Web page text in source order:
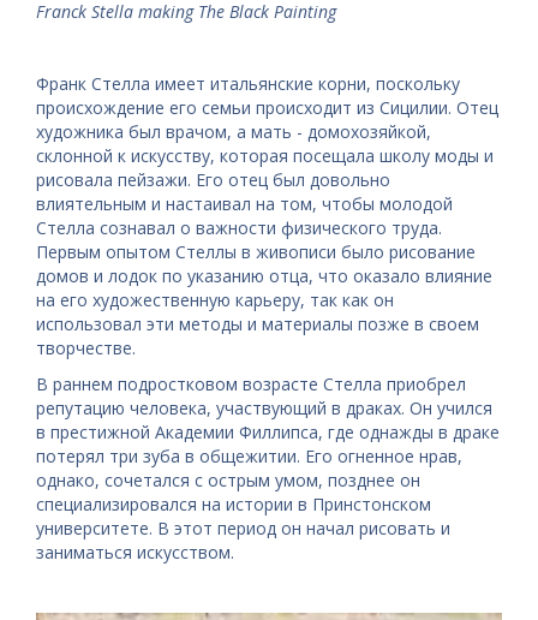
Franck Stella making The Black Painting
Франк Стелла имеет итальянские корни, поскольку
происхождение его семьи происходит из Сицилии. Отец
художника был врачом, а мать - домохозяйкой,
склонной к искусству, которая посещала школу моды и
рисовала пейзажи. Его отец был довольно
влиятельным и настаивал на том, чтобы молодой
Стелла сознавал о важности физического труда.
Первым опытом Стеллы в живописи было рисование
домов и лодок по указанию отца, что оказало влияние
на его художественную карьеру, так как он
использовал эти методы и материалы позже в своем
творчестве.
В раннем подростковом возрасте Стелла приобрел
репутацию человека, участвующий в драках. Он учился
в престижной Академии Филлипса, где однажды в драке
потерял три зуба в общежитии. Его огненное нрав,
однако, сочетался с острым умом, позднее он
специализировался на истории в Принстонском
университете. В этот период он начал рисовать и
заниматься искусством.